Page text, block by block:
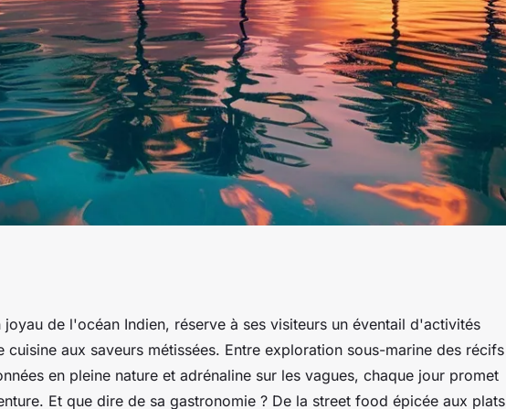
: s'informer
et la cuisine
joyau de l'océan Indien, réserve à ses visiteurs un éventail d'activités
cuisine aux saveurs métissées. Entre exploration sous-marine des récifs
en pleine nature et adrénaline sur les vagues, chaque jour promet
Et que dire de sa gastronomie ? De la street food épicée aux plats